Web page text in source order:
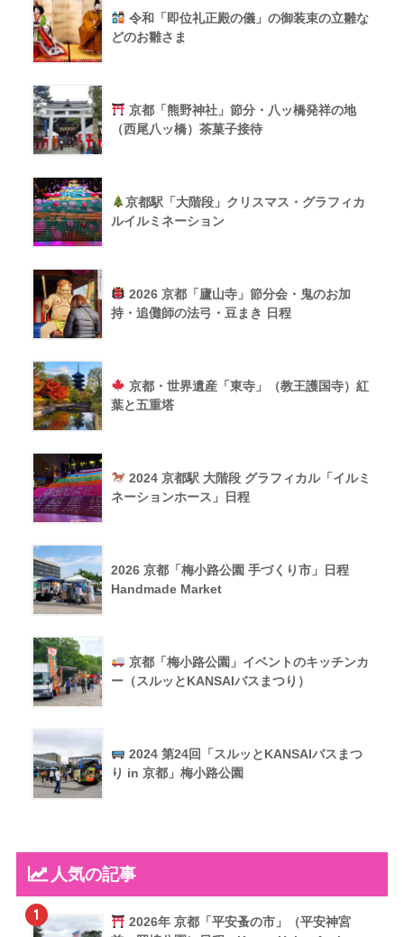
令和「即位礼正殿の儀」の御装束の立雛な
どのお雛さま
京都「熊野神社」節分・八ッ橋発祥の地
（西尾八ッ橋）茶菓子接待
京都駅「大階段」クリスマス・グラフィカ
ルイルミネーション
2026 京都「廬山寺」節分会・鬼のお加
持・追儺師の法弓・豆まき 日程
京都・世界遺産「東寺」（教王護国寺）紅
葉と五重塔
2024 京都駅 大階段 グラフィカル「イルミ
ネーションホース」日程
2026 京都「梅小路公園 手づくり市」日程
Handmade Market
京都「梅小路公園」イベントのキッチンカ
ー（スルッとKANSAIバスまつり）
2024 第24回「スルッとKANSAIバスまつ
り in 京都」梅小路公園
人気の記事
1
2026年 京都「平安蚤の市」（平安神宮